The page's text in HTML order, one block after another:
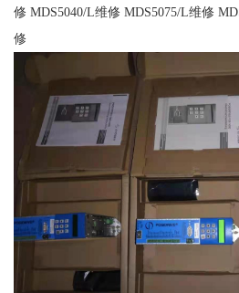
修 MDS5040/L维修 MDS5075/L维修
修